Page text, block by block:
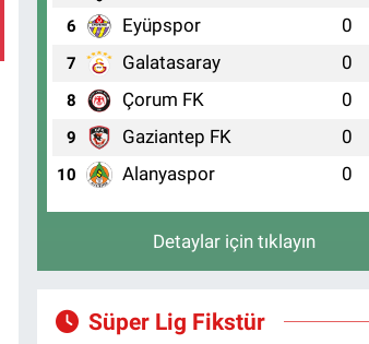
6 Eyüpspor 0
7 Galatasaray 0
8 Çorum FK 0
9 Gaziantep FK 0
10 Alanyaspor 0
Detaylar için tıklayın
Süper Lig Fikstür